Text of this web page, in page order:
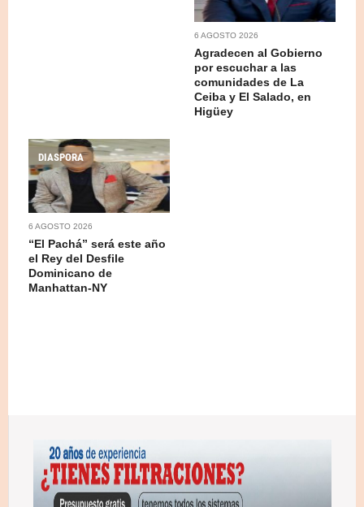
6 AGOSTO 2026
Agradecen al Gobierno
por escuchar a las
comunidades de La
Ceiba y El Salado, en
Higüey
DIASPORA
6 AGOSTO 2026
“El Pachá” será este año
el Rey del Desfile
Dominicano de
Manhattan-NY